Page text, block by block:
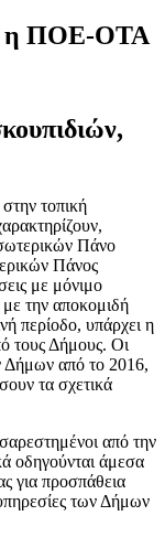
η ΠΟΕ-ΟΤΑ
στην τοπική
Πάνο
Πάνος
με μόνιμο
την αποκομιδή
περίοδο, υπάρχει η
τους Δήμους. Οι
Δήμων από το 2016,
τα σχετικά
από την
οδηγούνται άμεσα
για προσπάθεια
των Δήμων